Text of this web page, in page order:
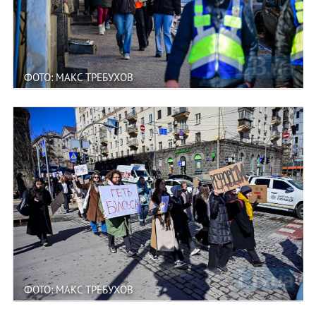
ФОТО: МАКС ТРЕБУХОВ
ФОТО: МАКС ТРЕБУХОВ